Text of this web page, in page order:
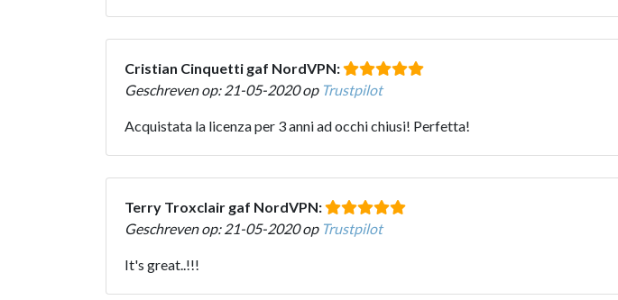
Cristian Cinquetti gaf NordVPN:
Geschreven op: 21-05-2020 op Trustpilot
Acquistata la licenza per 3 anni ad occhi chiusi! Perfetta!
Terry Troxclair gaf NordVPN:
Geschreven op: 21-05-2020 op Trustpilot
It's great..!!!